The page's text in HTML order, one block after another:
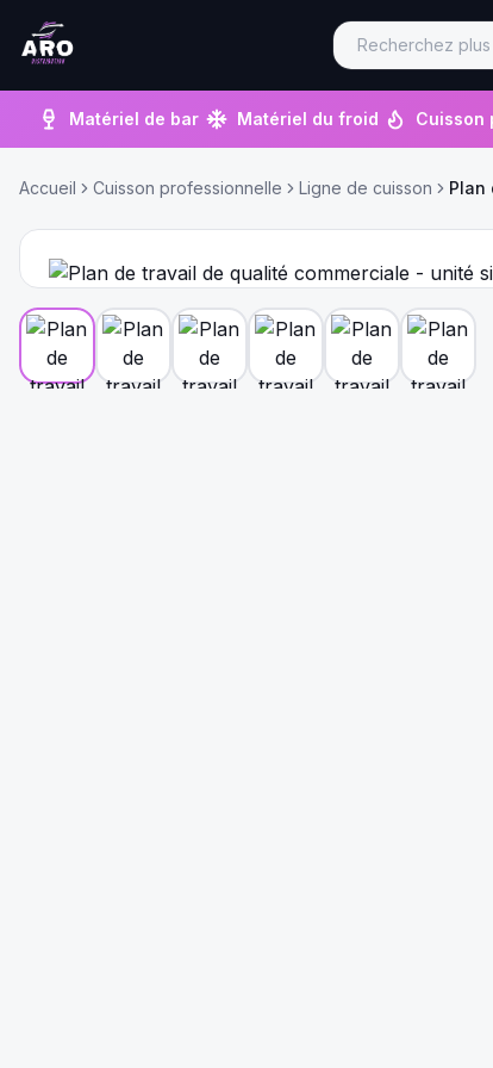
Matériel de bar Matériel du froid Cuisson
Accueil Cuisson professionnelle Ligne de cuisson Plan